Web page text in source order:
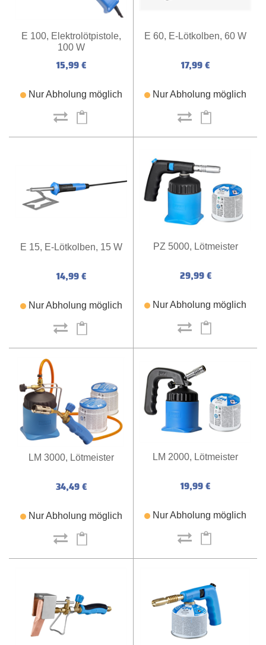
E 100, Elektrolötpistole,
100 W
15,99 €
Nur Abholung möglich
E 60, E-Lötkolben, 60 W
17,99 €
Nur Abholung möglich
E 15, E-Lötkolben, 15 W
14,99 €
Nur Abholung möglich
PZ 5000, Lötmeister
29,99 €
Nur Abholung möglich
LM 3000, Lötmeister
34,49 €
Nur Abholung möglich
LM 2000, Lötmeister
19,99 €
Nur Abholung möglich